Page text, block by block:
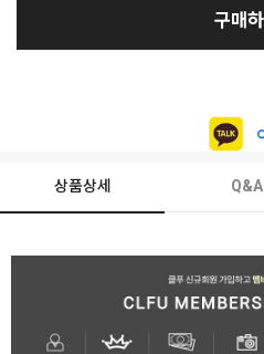
구매
상품상세 Q&A